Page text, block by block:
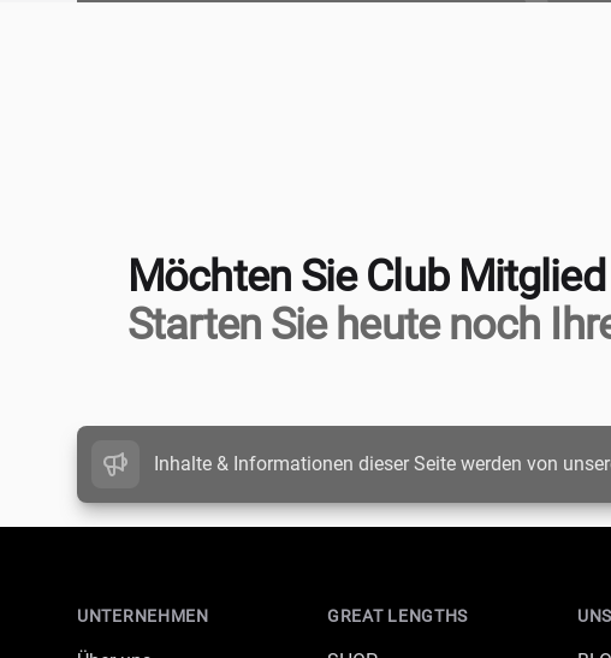
Möchten Sie Club
Starten Sie heute noch
Inhalte & Informationen dieser Seite werden von
UNTERNEHMEN GREAT LENGTHS